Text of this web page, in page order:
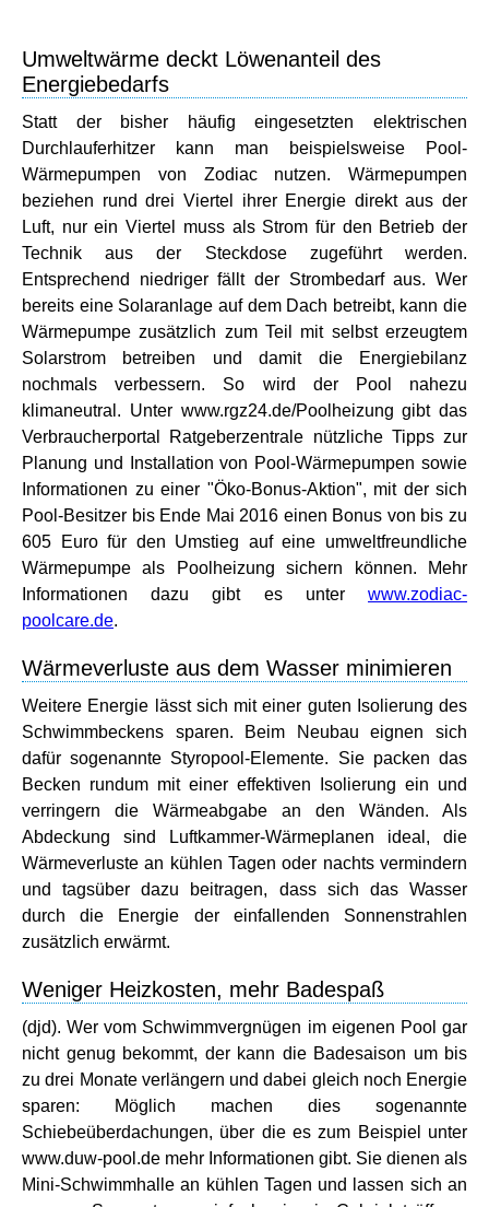
Umweltwärme deckt Löwenanteil des
Energiebedarfs
Statt der bisher häufig eingesetzten elektrischen
Durchlauferhitzer kann man beispielsweise Pool-
Wärmepumpen von Zodiac nutzen. Wärmepumpen
beziehen rund drei Viertel ihrer Energie direkt aus der
Luft, nur ein Viertel muss als Strom für den Betrieb der
Technik aus der Steckdose zugeführt werden.
Entsprechend niedriger fällt der Strombedarf aus. Wer
bereits eine Solaranlage auf dem Dach betreibt, kann die
Wärmepumpe zusätzlich zum Teil mit selbst erzeugtem
Solarstrom betreiben und damit die Energiebilanz
nochmals verbessern. So wird der Pool nahezu
klimaneutral. Unter www.rgz24.de/Poolheizung gibt das
Verbraucherportal Ratgeberzentrale nützliche Tipps zur
Planung und Installation von Pool-Wärmepumpen sowie
Informationen zu einer "Öko-Bonus-Aktion", mit der sich
Pool-Besitzer bis Ende Mai 2016 einen Bonus von bis zu
605 Euro für den Umstieg auf eine umweltfreundliche
Wärmepumpe als Poolheizung sichern können. Mehr
Informationen dazu gibt es unter www.zodiac-
poolcare.de.
Wärmeverluste aus dem Wasser minimieren
Weitere Energie lässt sich mit einer guten Isolierung des
Schwimmbeckens sparen. Beim Neubau eignen sich
dafür sogenannte Styropool-Elemente. Sie packen das
Becken rundum mit einer effektiven Isolierung ein und
verringern die Wärmeabgabe an den Wänden. Als
Abdeckung sind Luftkammer-Wärmeplanen ideal, die
Wärmeverluste an kühlen Tagen oder nachts vermindern
und tagsüber dazu beitragen, dass sich das Wasser
durch die Energie der einfallenden Sonnenstrahlen
zusätzlich erwärmt.
Weniger Heizkosten, mehr Badespaß
(djd). Wer vom Schwimmvergnügen im eigenen Pool gar
nicht genug bekommt, der kann die Badesaison um bis
zu drei Monate verlängern und dabei gleich noch Energie
sparen: Möglich machen dies sogenannte
Schiebeüberdachungen, über die es zum Beispiel unter
www.duw-pool.de mehr Informationen gibt. Sie dienen als
Mini-Schwimmhalle an kühlen Tagen und lassen sich an